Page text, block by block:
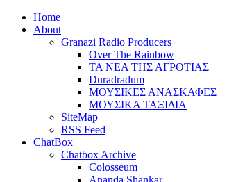
Home
About
Granazi Radio Producers
Over The Rainbow
ΤΑ ΝΕΑ ΤΗΣ ΑΓΡΟΤΙΑΣ
Duradradum
ΜΟΥΣΙΚΕΣ ΑΝΑΣΚΑΦΕΣ
ΜΟΥΣΙΚΑ ΤΑΞΙΔΙΑ
SiteMap
RSS Feed
ChatBox
Chatbox Archive
Colosseum
Ananda Shankar